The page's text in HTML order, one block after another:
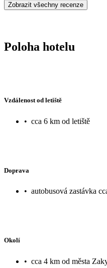
Zobrazit všechny recenze
Poloha hotelu
Vzdálenost od letiště
• cca 6 km od letiště
Doprava
• autobusová zastávka
Okolí
• cca 4 km od města